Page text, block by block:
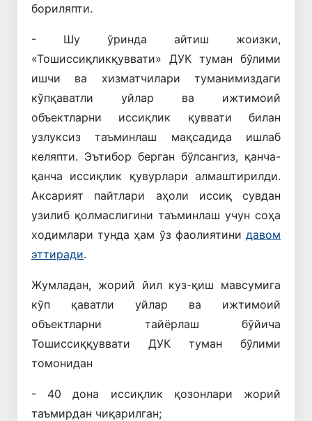
бориляпти.
- Шу ўринда айтиш жоизки,
«Тошиссиқликқуввати» ДУК туман бўлими
ишчи ва хизматчилари туманимиздаги
кўпқаватли уйлар ва ижтимоий
объектларни иссиқлик қуввати билан
узлуксиз таъминлаш мақсадида ишлаб
келяпти. Эътибор берган бўлсангиз, қанча-
қанча иссиқлик қувурлари алмаштирилди.
Аксарият пайтлари аҳоли иссиқ сувдан
узилиб қолмаслигини таъминлаш учун соҳа
ходимлари тунда ҳам ўз фаолиятини давом
эттиради.
Жумладан, жорий йил куз-қиш мавсумига
кўп қаватли уйлар ва ижтимоий
объектларни тайёрлаш бўйича
Тошиссиққуввати ДУК туман бўлими
томонидан
- 40 дона иссиқлик қозонлари жорий
таъмирдан чиқарилган;